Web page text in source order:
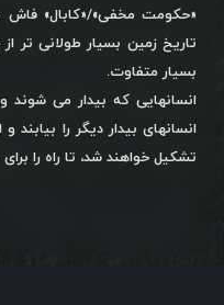
«حکومت مخفی»/«کابال»
تاریخ زمین بسیار طولانی
بسیار متفاوت.
انسانهایی که بیدار می شوند
انسانهای بیدار دیگر را
تشکیل خواهند شد، تا راه را